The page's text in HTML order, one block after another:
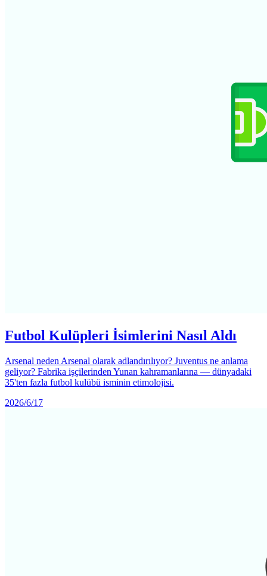
Futbol Kulüpleri İsimlerini Nasıl Aldı
Arsenal neden Arsenal olarak adlandırılıyor? Juventus ne anlama
geliyor? Fabrika işçilerinden Yunan kahramanlarına — dünyadaki
35'ten fazla futbol kulübü isminin etimolojisi.
2026/6/17